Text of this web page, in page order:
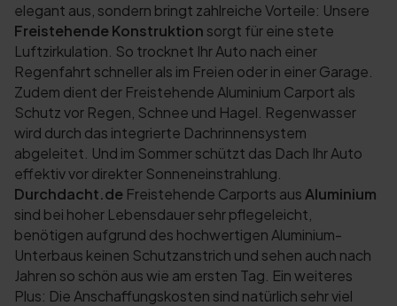
elegant aus, sondern bringt zahlreiche Vorteile: Unsere
Freistehende Konstruktion sorgt für eine stete
Luftzirkulation. So trocknet Ihr Auto nach einer
Regenfahrt schneller als im Freien oder in einer Garage.
Zudem dient der Freistehende Aluminium Carport als
Schutz vor Regen, Schnee und Hagel. Regenwasser
wird durch das integrierte Dachrinnensystem
abgeleitet. Und im Sommer schützt das Dach Ihr Auto
effektiv vor direkter Sonneneinstrahlung.
Durchdacht.de Freistehende Carports aus Aluminium
sind bei hoher Lebensdauer sehr pflegeleicht,
benötigen aufgrund des hochwertigen Aluminium-
Unterbaus keinen Schutzanstrich und sehen auch nach
Jahren so schön aus wie am ersten Tag. Ein weiteres
Plus: Die Anschaffungskosten sind natürlich sehr viel